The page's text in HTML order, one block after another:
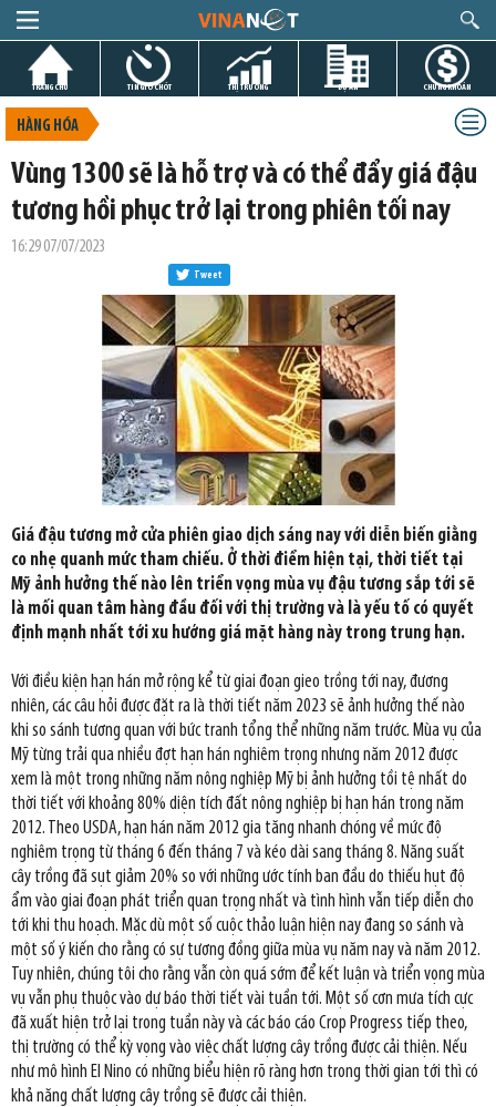
TRANG CHỦ TIN GIỜ CHÓT THỊ TRƯỜNG DỰ ÁN CHỨNG KHOÁN
HÀNG HÓA
Vùng 1300 sẽ là hỗ trợ và có thể đẩy giá đậu
tương hồi phục trở lại trong phiên tối nay
16:29 07/07/2023
Tweet
Giá đậu tương mở cửa phiên giao dịch sáng nay với diễn biến giằng
co nhẹ quanh mức tham chiếu. Ở thời điểm hiện tại, thời tiết tại
Mỹ ảnh hưởng thế nào lên triển vọng mùa vụ đậu tương sắp tới sẽ
là mối quan tâm hàng đầu đối với thị trường và là yếu tố có quyết
định mạnh nhất tới xu hướng giá mặt hàng này trong trung hạn.
Với điều kiện hạn hán mở rộng kể từ giai đoạn gieo trồng tới nay, đương
nhiên, các câu hỏi được đặt ra là thời tiết năm 2023 sẽ ảnh hưởng thế nào
khi so sánh tương quan với bức tranh tổng thể những năm trước. Mùa vụ của
Mỹ từng trải qua nhiều đợt hạn hán nghiêm trọng nhưng năm 2012 được
xem là một trong những năm nông nghiệp Mỹ bị ảnh hưởng tồi tệ nhất do
thời tiết với khoảng 80% diện tích đất nông nghiệp bị hạn hán trong năm
2012. Theo USDA, hạn hán năm 2012 gia tăng nhanh chóng về mức độ
nghiêm trọng từ tháng 6 đến tháng 7 và kéo dài sang tháng 8. Năng suất
cây trồng đã sụt giảm 20% so với những ước tính ban đầu do thiếu hụt độ
ẩm vào giai đoạn phát triển quan trọng nhất và tình hình vẫn tiếp diễn cho
tới khi thu hoạch. Mặc dù một số cuộc thảo luận hiện nay đang so sánh và
một số ý kiến cho rằng có sự tương đồng giữa mùa vụ năm nay và năm 2012.
Tuy nhiên, chúng tôi cho rằng vẫn còn quá sớm để kết luận và triển vọng mùa
vụ vẫn phụ thuộc vào dự báo thời tiết vài tuần tới. Một số cơn mưa tích cực
đã xuất hiện trở lại trong tuần này và các báo cáo Crop Progress tiếp theo,
thị trường có thể kỳ vọng vào việc chất lượng cây trồng được cải thiện. Nếu
như mô hình El Nino có những biểu hiện rõ ràng hơn trong thời gian tới thì có
khả năng chất lượng cây trồng sẽ được cải thiện.